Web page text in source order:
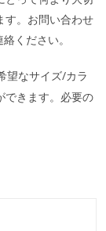
す。お問い合わせ
ください。
望なサイズ/カラ
できます。必要の